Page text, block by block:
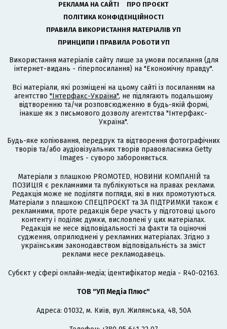
РЕКЛАМА НА САЙТІ
ПРО ПРОЄКТ
ПОЛІТИКА КОНФІДЕНЦІЙНОСТІ
ПРАВИЛА ВИКОРИСТАННЯ МАТЕРІАЛІВ УП
ПРИНЦИПИ І ПРАВИЛА РОБОТИ УП
Використання матеріалів сайту лише за умови посилання (для
інтернет-видань - гіперпосилання) на "Економічну правду".
Всі матеріали, які розміщені на цьому сайті із посиланням на
агентство "Інтерфакс-Україна", не підлягають подальшому
відтворенню та/чи розповсюдженню в будь-якій формі,
інакше як з письмового дозволу агентства "Інтерфакс-
Україна".
Будь-яке копіювання, передрук та відтворення фотографічних
творів та/або аудіовізуальних творів правовласника Getty
Images - суворо забороняється.
Матеріали з плашкою PROMOTED, НОВИНИ КОМПАНІЙ та
ПОЗИЦІЯ є рекламними та публікуються на правах реклами.
Редакція може не поділяти погляди, які в них промотуються.
Матеріали з плашкою СПЕЦПРОЄКТ та ЗА ПІДТРИМКИ також є
рекламними, проте редакція бере участь у підготовці цього
контенту і поділяє думки, висловлені у цих матеріалах.
Редакція не несе відповідальності за факти та оціночні
судження, оприлюднені у рекламних матеріалах. Згідно з
українським законодавством відповідальність за зміст
реклами несе рекламодавець.
Cубєкт у сфері онлайн-медіа; ідентифікатор медіа - R40-02163.
ТОВ "УП Медіа Плюс"
Адреса: 01032, м. Київ, вул. Жилянська, 48, 50А